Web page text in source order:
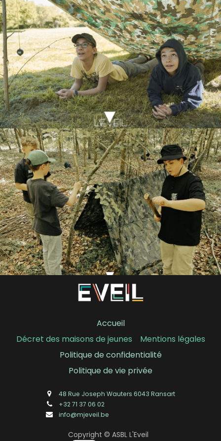
Accueil
Décret des maisons de jeunes
Mentions légales
Politique de confidentialité
Politique de vie privée
48 Rue Joseph Wauters 6043 Ransart
+32 71 37 06 02
info@mjeveil.be
Copyright © ASBL L'Eveil